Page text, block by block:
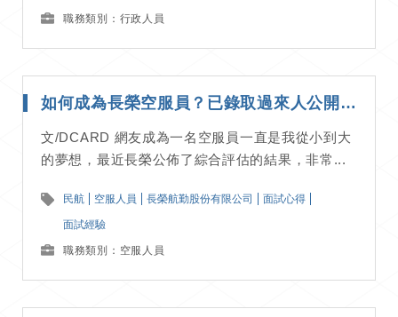
職務類別：行政人員
如何成為長榮空服員？已錄取過來人公開準備秘訣與面試流程｜面試經驗分享
文/DCARD 網友成為一名空服員一直是我從小到大
的夢想，最近長榮公佈了綜合評估的結果，非常...
民航 空服人員 長榮航勤股份有限公司 面試心得
面試經驗
職務類別：空服人員